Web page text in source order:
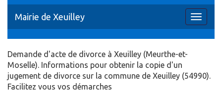
Toggle
Mairie de Xeuilley
Demande d'acte de divorce à Xeuilley (Meurthe-et-
Moselle). Informations pour obtenir la copie d'un
jugement de divorce sur la commune de Xeuilley (54990).
Facilitez vous vos démarches